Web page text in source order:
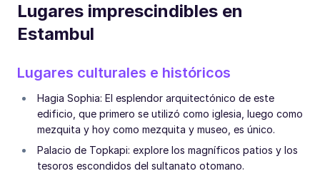
Lugares imprescindibles en
Estambul
Lugares culturales e históricos
Hagia Sophia: El esplendor arquitectónico de este
edificio, que primero se utilizó como iglesia, luego como
mezquita y hoy como mezquita y museo, es único.
Palacio de Topkapi: explore los magníficos patios y los
tesoros escondidos del sultanato otomano.